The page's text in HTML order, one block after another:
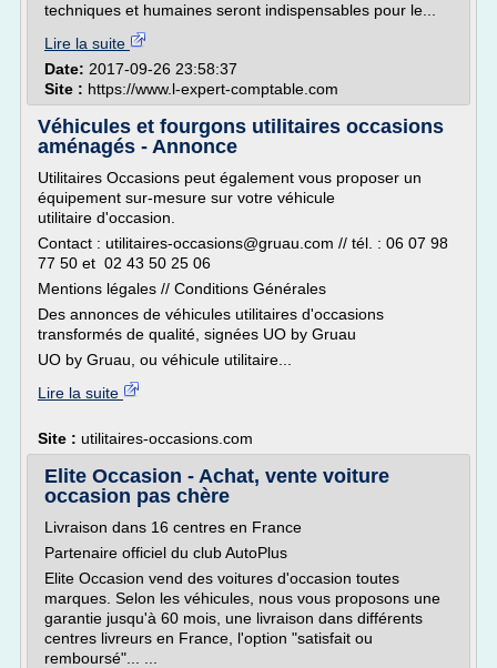
techniques et humaines seront indispensables pour le...
Lire la suite
Date: 2017-09-26 23:58:37
Site : https://www.l-expert-comptable.com
Véhicules et fourgons utilitaires occasions
aménagés - Annonce
Utilitaires Occasions peut également vous proposer un
équipement sur-mesure sur votre véhicule
utilitaire d'occasion.
Contact : utilitaires-occasions@gruau.com // tél. : 06 07 98
77 50 et 02 43 50 25 06
Mentions légales // Conditions Générales
Des annonces de véhicules utilitaires d'occasions
transformés de qualité, signées UO by Gruau
UO by Gruau, ou véhicule utilitaire...
Lire la suite
Site : utilitaires-occasions.com
Elite Occasion - Achat, vente voiture
occasion pas chère
Livraison dans 16 centres en France
Partenaire officiel du club AutoPlus
Elite Occasion vend des voitures d'occasion toutes
marques. Selon les véhicules, nous vous proposons une
garantie jusqu'à 60 mois, une livraison dans différents
centres livreurs en France, l'option "satisfait ou
remboursé"... ...